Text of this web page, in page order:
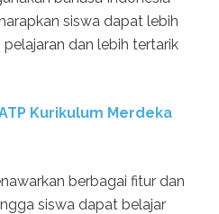
siswa dapat lebih
dan lebih tertarik
ATP Kurikulum Merdeka
berbagai fitur dan
siswa dapat belajar